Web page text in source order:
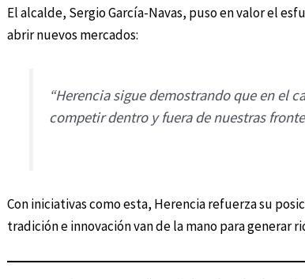
El alcalde, Sergio García-Navas, puso en valor el
abrir nuevos mercados:
“Herencia sigue demostrando que en el
competir dentro y fuera de nuestras
Con iniciativas como esta, Herencia refuerza su
tradición e innovación van de la mano para generar